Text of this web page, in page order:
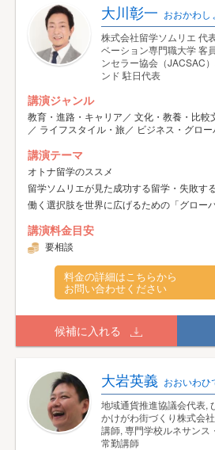
大川彰一 おおかわし
株式会社留学ソムリエ 代
ベーション専門職大学 客
ンセラー協会（JACSAC
ンド 駐日代表
講演ジャンル
教育・進路・キャリア／ 文化・教養・比較
／ ライフスタイル・旅／ ビジネス・グロ
講演テーマ
オトナ留学のススメ
留学ソムリエが見た成功する留学・失敗す
働く選択肢を世界に広げるための「グロー
講演料金目安
要相談
料金の詳細はこちらから
お問い合わせください
候補に入れる
大岩英義 おおいわひ
地域通貨推進協議会代表,
かけがわ街づくり株式会
講師, 専門学校ルネサンス
常勤講師